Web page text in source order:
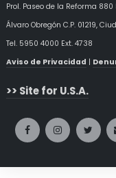
Prol. Paseo de la Reforma
Álvaro ObregónC.P. 01219,
Tel. 5950 4000 Ext. 4738
Aviso de Privacidad |
>> Site for U.S.A.